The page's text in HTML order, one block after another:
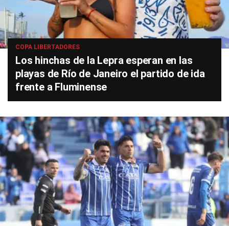
COPA LIBERTADORES
Los hinchas de la Lepra esperan en las
playas de Río de Janeiro el partido de ida
frente a Fluminense